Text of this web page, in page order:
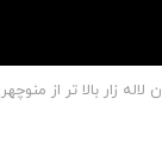
زار بالا تر از منوچهری